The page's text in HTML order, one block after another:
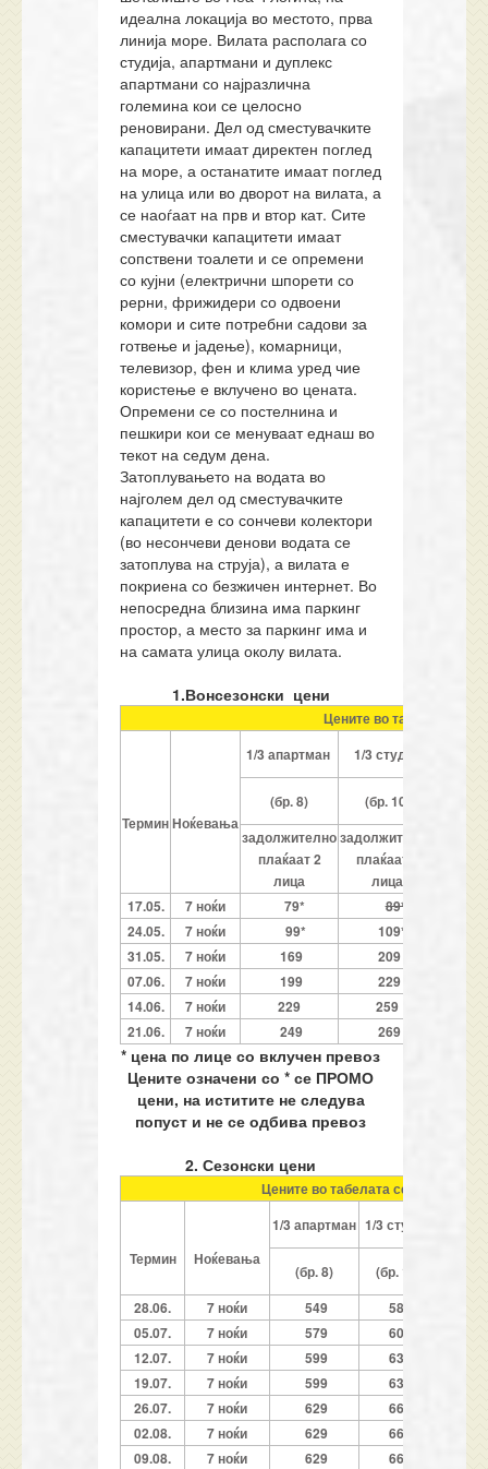
идеална локација во местото, прва
линија море. Вилата располага со
студија, апартмани и дуплекс
апартмани со најразлична
големина кои се целосно
реновирани. Дел од сместувачките
капацитети имаат директен поглед
на море, а останатите имаат поглед
на улица или во дворот на вилата, а
се наоѓаат на прв и втор кат. Сите
сместувачки капацитети имаат
сопствени тоалети и се опремени
со кујни (електрични шпорети со
рерни, фрижидери со одвоени
комори и сите потребни садови за
готвење и јадење), комарници,
телевизор, фен и клима уред чие
користење е вклучено во цената.
Опремени се со постелнина и
пешкири кои се менуваат еднаш во
текот на седум дена.
Затоплувањето на водата во
најголем дел од сместувачките
капацитети е со сончеви колектори
(во несончеви денови водата се
затоплува на струја), а вилата е
покриена со безжичен интернет. Во
непосредна близина има паркинг
простор, а место за паркинг има и
на самата улица околу вилата.
1.Вонсезонски цени
Цените во табелата се
ТерминНоќевања
1/3 апартман 1/3 студио
(бр. 8)
(бр. 10)
задолжително
плаќаат 2
лица
задолжително
плаќаат 2
лица
17.05.
7 ноќи 79* 89*
24.05.
7 ноќи 99* 109*
31.05.
7 ноќи 169 209
07.06.
7 ноќи 199 229
14.06.
7 ноќи 229 259
21.06.
7 ноќи 249 269
* цена по лице со вклучен превоз
Цените означени со * се ПРОМО
цени, на иститите не следува
попуст и не се одбива превоз
2. Сезонски цени
Цените во табелата се
Термин Ноќевања
1/3 апартман 1/3 студио
(бр. 8)
(бр. 10)
28.06.
7 ноќи 549 589
05.07.
7 ноќи 579 609
12.07.
7 ноќи 599 639
19.07.
7 ноќи 599 639
26.07.
7 ноќи 629 669
02.08.
7 ноќи 629 669
09.08.
7 ноќи 629 669